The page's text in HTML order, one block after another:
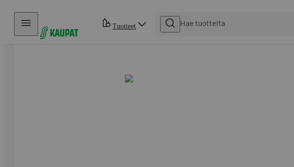
Hyppää sisältöön
Tuotteet